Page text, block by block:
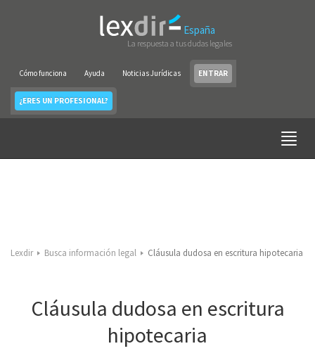
España
La respuesta a tus dudas legales
Cómo funciona Ayuda Noticias Jurídicas ENTRAR
¿ERES UN PROFESIONAL?
Lexdir Busca información legal Cláusula dudosa en escritura hipotecaria
Cláusula dudosa en escritura
hipotecaria